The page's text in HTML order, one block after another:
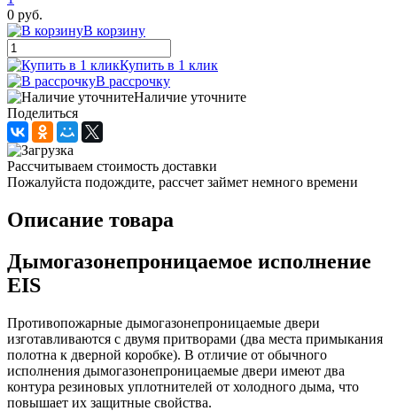
0 руб.
В корзину
Купить в 1 клик
В рассрочку
Наличие уточните
Поделиться
Рассчитываем стоимость доставки
Пожалуйста подождите, рассчет займет немного времени
Описание товара
Дымогазонепроницаемое исполнение
EIS
Противопожарные дымогазонепроницаемые двери
изготавливаются с двумя притворами (два места примыкания
полотна к дверной коробке). В отличие от обычного
исполнения дымогазонепроницаемые двери имеют два
контура резиновых уплотнителей от холодного дыма, что
повышает их защитные свойства.